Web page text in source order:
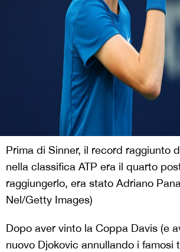
Prima di Sinner, il record raggiunto
nella classifica ATP era il quarto
raggiungerlo, era stato Adriano
Nel/Getty Images)
Dopo aver vinto la Coppa Davis (e
nuovo Djokovic annullando i famosi